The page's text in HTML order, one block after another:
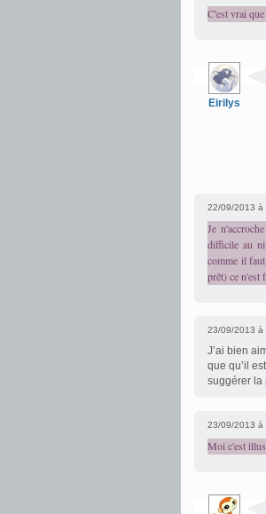
C'est vrai
Eirilys
22/09/2013 à
Je
difficile au
comme il
prêt) ce n'est
23/09/2013 à
J’ai bien
que qu’il
suggérer la
23/09/2013 à
Moi c'est